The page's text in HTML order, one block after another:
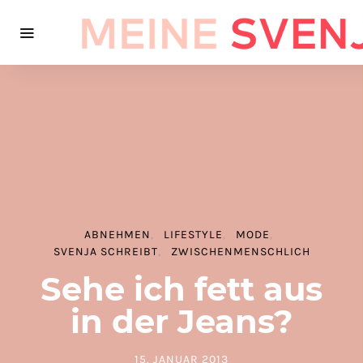
ABNEHMEN LIFESTYLE
MODE
SVENJA SCHREIBT
ZWISCHENMENSCHLICH
Sehe ich fett aus
in der Jeans?
15. JANUAR 2013